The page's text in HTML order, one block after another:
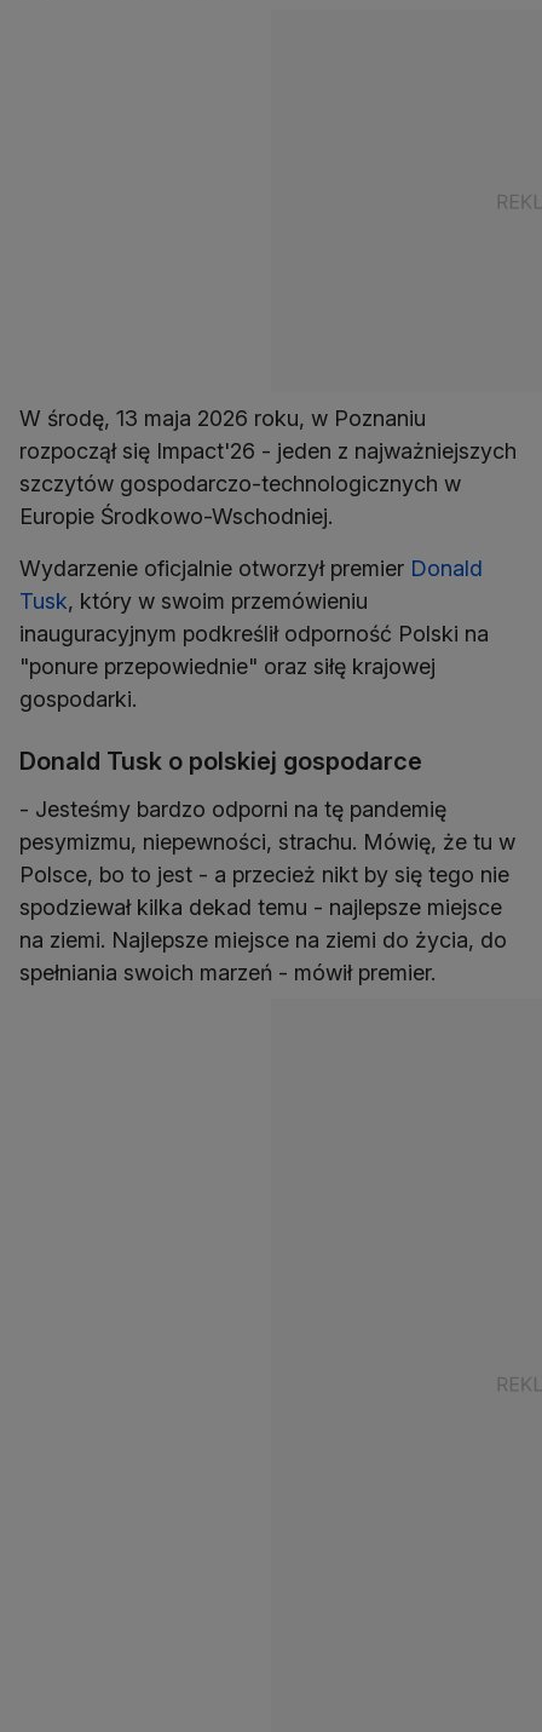
W środę, 13 maja 2026 roku, w Poznaniu
rozpoczął się Impact'26 - jeden z najważniejszych
szczytów gospodarczo-technologicznych w
Europie Środkowo-Wschodniej.
Wydarzenie oficjalnie otworzył premier Donald
Tusk, który w swoim przemówieniu
inauguracyjnym podkreślił odporność Polski na
"ponure przepowiednie" oraz siłę krajowej
gospodarki.
Donald Tusk o polskiej gospodarce
- Jesteśmy bardzo odporni na tę pandemię
pesymizmu, niepewności, strachu. Mówię, że tu w
Polsce, bo to jest - a przecież nikt by się tego nie
spodziewał kilka dekad temu - najlepsze miejsce
na ziemi. Najlepsze miejsce na ziemi do życia, do
spełniania swoich marzeń - mówił premier.